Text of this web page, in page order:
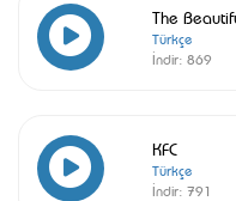
The
Türkçe
İndir: 869
KFC
Türkçe
İndir: 791